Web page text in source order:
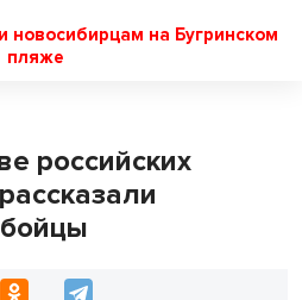
новосибирцам на Бугринском
пляже
российских